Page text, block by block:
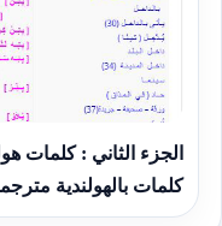
الجزء الثاني : كلمات
كلمات بالهولندية